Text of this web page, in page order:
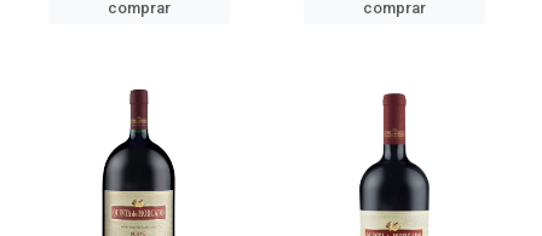
comprar
comprar